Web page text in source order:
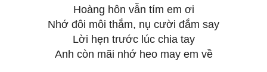
Hoàng hôn vẫn tím em ơi
Nhớ đôi môi thắm, nụ cười đắm say
Lời hẹn trước lúc chia tay
Anh còn mãi nhớ heo may em về